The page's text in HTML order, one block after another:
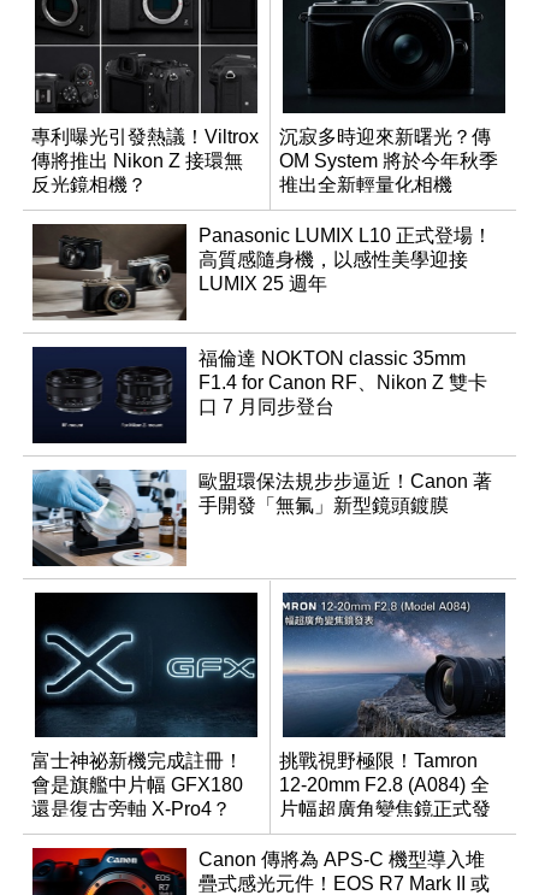
專利曝光引發熱議！Viltrox
傳將推出 Nikon Z 接環無
反光鏡相機？
沉寂多時迎來新曙光？傳
OM System 將於今年秋季
推出全新輕量化相機
Panasonic LUMIX L10 正式登場！
高質感隨身機，以感性美學迎接
LUMIX 25 週年
福倫達 NOKTON classic 35mm
F1.4 for Canon RF、Nikon Z 雙卡
口 7 月同步登台
歐盟環保法規步步逼近！Canon 著
手開發「無氟」新型鏡頭鍍膜
富士神祕新機完成註冊！
會是旗艦中片幅 GFX180
還是復古旁軸 X-Pro4？
挑戰視野極限！Tamron
12-20mm F2.8 (A084) 全
片幅超廣角變焦鏡正式發
表
Canon 傳將為 APS-C 機型導入堆
疊式感光元件！EOS R7 Mark II 或